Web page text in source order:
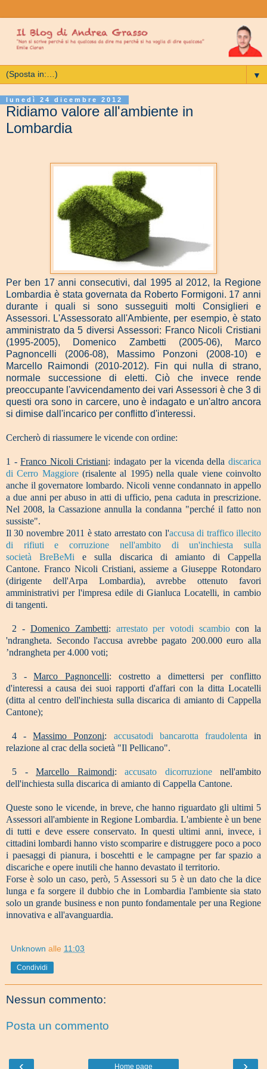
▼
lunedì 24 dicembre 2012
Ridiamo valore all'ambiente in
Lombardia
Per ben 17 anni consecutivi, dal 1995 al 2012, la Regione
Lombardia è stata governata da Roberto Formigoni. 17 anni
durante i quali si sono susseguiti molti Consiglieri e
Assessori. L'Assessorato all'Ambiente, per esempio, è stato
amministrato da 5 diversi Assessori: Franco Nicoli Cristiani
(1995-2005), Domenico Zambetti (2005-06), Marco
Pagnoncelli (2006-08), Massimo Ponzoni (2008-10) e
Marcello Raimondi (2010-2012). Fin qui nulla di strano,
normale successione di eletti. Ciò che invece rende
preoccupante l'avvicendamento dei vari Assessori è che 3 di
questi ora sono in carcere, uno è indagato e un'altro ancora
si dimise dall'incarico per conflitto d'interessi.
Cercherò di riassumere le vicende con ordine:
1 -Franco Nicoli Cristiani: indagato per la vicenda delladiscarica
di Cerro Maggiore(risalente al 1995) nella quale viene coinvolto
anche il governatore lombardo. Nicoli venne condannato in appello
a due anni per abuso in atti di ufficio, pena caduta in prescrizione.
Nel 2008, la Cassazione annulla la condanna "perché il fatto non
sussiste".
Il 30 novembre 2011 è stato arrestato con l'accusa di traffico illecito
di rifiuti e corruzione nell'ambito di un'inchiesta sulla
società BreBeMi e sulla discarica di amianto di Cappella
Cantone. Franco Nicoli Cristiani, assieme a Giuseppe Rotondaro
(dirigente dell'Arpa Lombardia), avrebbe ottenuto favori
amministrativi per l'impresa edile di Gianluca Locatelli, in cambio
di tangenti.
2 - Domenico Zambetti: arrestato per votodi scambio con la
'ndrangheta. Secondo l'accusa avrebbe pagato 200.000 euro alla
’ndrangheta per 4.000 voti;
3 -Marco Pagnoncelli: costretto a dimettersi per conflitto
d'interessi a causa dei suoi rapporti d'affari con la ditta Locatelli
(ditta al centro dell'inchiesta sulla discarica di amianto di Cappella
Cantone);
4 -Massimo Ponzoni: accusatodi bancarotta fraudolenta in
relazione al crac della società "Il Pellicano".
5 - Marcello Raimondi: accusato dicorruzionenell'ambito
dell'inchiesta sulla discarica di amianto di Cappella Cantone.
Queste sono le vicende, in breve, che hanno riguardato gli ultimi 5
Assessori all'ambiente in Regione Lombardia. L'ambiente è un bene
di tutti e deve essere conservato. In questi ultimi anni, invece, i
cittadini lombardi hanno visto scomparire e distruggere poco a poco
i paesaggi di pianura, i boscehtti e le campagne per far spazio a
discariche e opere inutili che hanno devastato il territorio.
Forse è solo un caso, però, 5 Assessori su 5 è un dato che la dice
lunga e fa sorgere il dubbio che in Lombardia l'ambiente sia stato
solo un grande business e non punto fondamentale per una Regione
innovativa e all'avanguardia.
Unknown alle 11:03
Condividi
Nessun commento:
Posta un commento
Home page